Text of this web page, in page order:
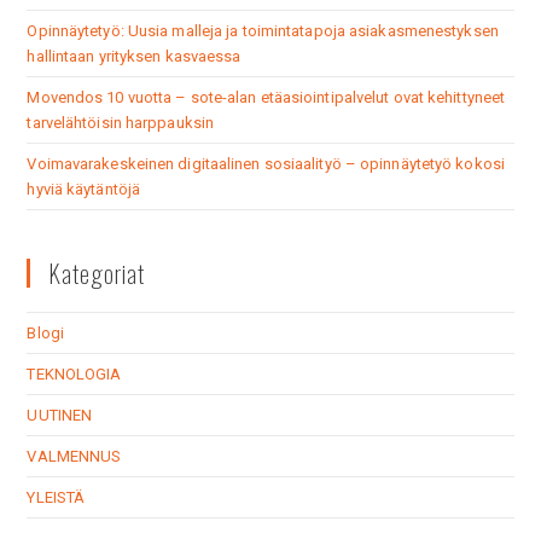
Opinnäytetyö: Uusia malleja ja toimintatapoja asiakasmenestyksen
hallintaan yrityksen kasvaessa
Movendos 10 vuotta – sote-alan etäasiointipalvelut ovat kehittyneet
tarvelähtöisin harppauksin
Voimavarakeskeinen digitaalinen sosiaalityö – opinnäytetyö kokosi
hyviä käytäntöjä
Kategoriat
Blogi
TEKNOLOGIA
UUTINEN
VALMENNUS
YLEISTÄ